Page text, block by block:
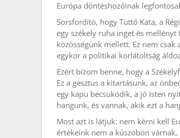
Európa döntéshozóinak
Sorsfordító, hogy Tüttő Kata, a
egy székely ruha inget és
közösségünk mellett. Ez nem
egykor a politikai korlátoltság
Ezért bízom benne, hogy a
Ez a gesztus a kitartásunk, az
egy kapu becsukódik, a jó Isten
hangunk, és vannak, akik ezt a
Most azt is látjuk: nem kérni kell
értékeink nem a küszöbön